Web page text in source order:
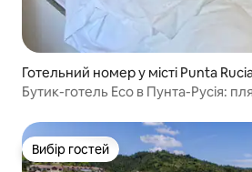
Готельний номер у місті Punta
Бутик-готель Eco в Пунта-Русія:
Вибір гостей
Вибір гостей